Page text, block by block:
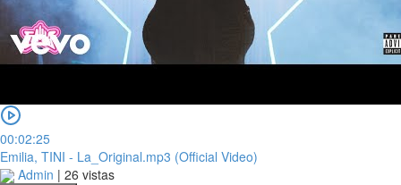
00:02:25
Emilia, TINI - La_Original.mp3 (Official Video)
Admin | 26 vistas